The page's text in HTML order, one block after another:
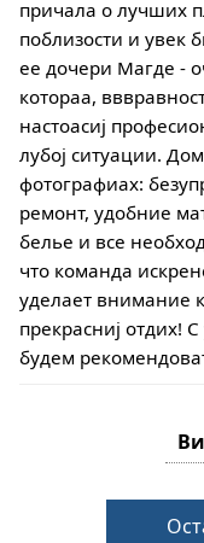
причала о лучших
поблизости и увек
ее дочери Магде -
котораа,
настоасиј
лубој ситуации.
фотографиах:
ремонт, удобние
белье и все
что команда
уделает внимание
прекрасниј отдих!
будем